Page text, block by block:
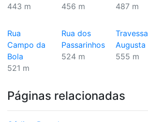
443 m
456 m
487 m
Rua
Campo da
Bola
521 m
Rua dos
Passarinhos
524 m
Travessa
Augusta
555 m
Páginas relacionadas